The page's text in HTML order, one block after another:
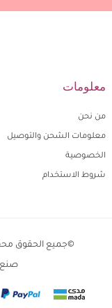
معلومات
من نحن
معلومات الشحن والتوصيل
الخصوصية
شروط الاستخدام
©جميع الحقوق